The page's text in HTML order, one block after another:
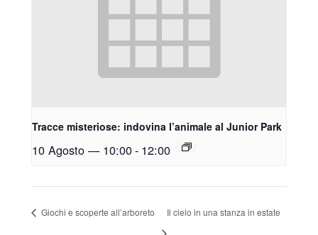
Tracce misteriose: indovina l’animale al Junior Park
10 Agosto — 10:00- 12:00
Giochi e scoperte all’arboreto Il cielo in una stanza in estate